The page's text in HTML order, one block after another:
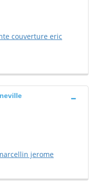
couverture eric
jerome